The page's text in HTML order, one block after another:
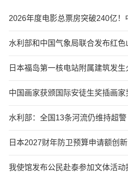
2026年度电影总票房突破240亿
水利部和中国气象局联合发布红
日本福岛第一核电站附属建筑发生
中国画家获颁国际安徒生奖插画家
水利部：全国13条河流仍维持超警
日本2027财年防卫预算申请额创
我使馆发布公民赴泰参加文体活动